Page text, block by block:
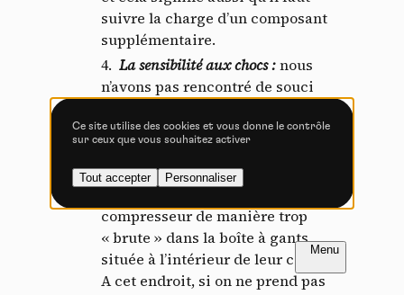
FR NL
suivre la charge d’un composant
supplémentaire.
La sensibilité aux chocs:nous
n’avons pas rencontré de souci
les retours d’utilisateurs de
longue date, plusieurs nous ont
rapporté avoir eu des soucis
après avoir stocké leur
compresseur de manière trop
« brute » dans la boîte à gants
située à l’intérieur de leur cadre.
A cet endroit, si on ne prend pas
Introduction
PAGE 1 / 13
Introduction
PAGE 1 / 13
Les services de partage de vidéo permettent d'enrichir
le site de contenu multimédia et augmentent sa
visibilité.
Vimeo interdit -Ce service peut déposer
Autoriser Interdire
YouTube interdit -
déposer 4 cookies.
Autoriser Interdire
Ce site utilise des cookies et vous donne le contrôle
sur ceux que vous souhaitez activer
Tout accepter Personnaliser